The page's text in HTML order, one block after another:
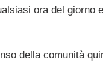
ora del giorno
della comunità